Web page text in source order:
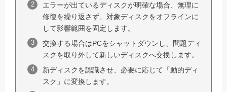
エラーが出ているディスクが明確な場合、無理に
修復を繰り返さず、対象ディスクをオフラインに
して影響範囲を固定します。
交換する場合はPCをシャットダウンし、問題ディ
スクを取り外して新しいディスクへ交換します。
新ディスクを認識させ、必要に応じて「動的ディ
スク」に変換します。